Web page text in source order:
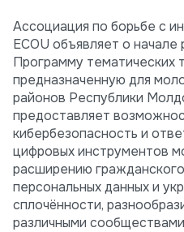
Ассоциация по борьбе с
ECOU объявляет о
Программу тематических
предназначенную для
районов Республики
предоставляет
кибербезопасность и
цифровых инструментов
расширению
персональных данных и
сплочённости,
различными